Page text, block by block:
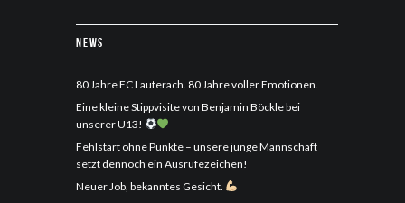
News
80 Jahre FC Lauterach. 80 Jahre voller Emotionen.
Eine kleine Stippvisite von Benjamin Böckle bei
unserer U13!
Fehlstart ohne Punkte – unsere junge Mannschaft
setzt dennoch ein Ausrufezeichen!
Neuer Job, bekanntes Gesicht.